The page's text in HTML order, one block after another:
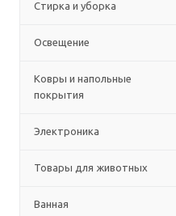
Стирка и уборка
Освещение
Ковры и напольные
покрытия
Электроника
Товары для животных
Ванная